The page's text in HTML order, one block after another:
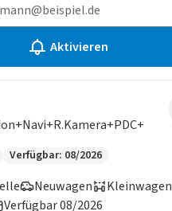
Aktivieren
Verfügbar: 08/2026
Neuwagen
Kleinwagen
Verfügbar 08/2026